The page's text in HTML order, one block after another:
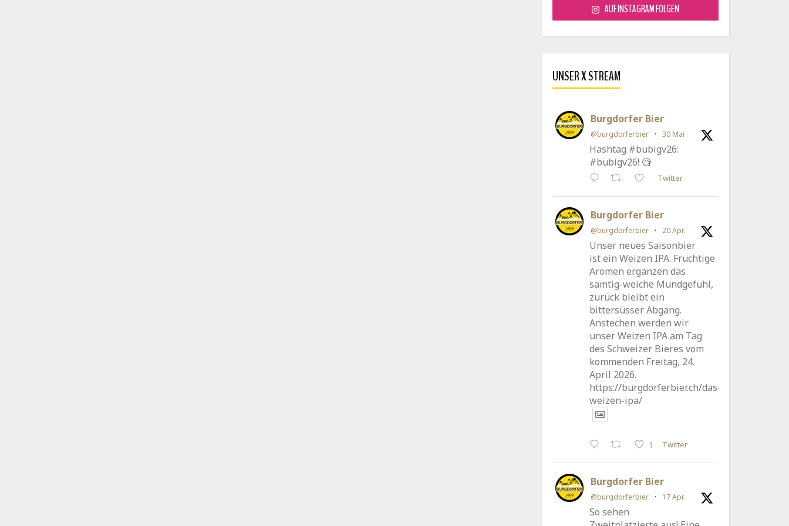
AUF INSTAGRAM FOLGEN
UNSER X STREAM
Burgdorfer Bier
@burgdorferbier · 30 Mai
Hashtag #bubigv26:
#bubigv26! 🧐
Twitter
Burgdorfer Bier
@burgdorferbier · 20 Apr.
Unser neues Saisonbier
ist ein Weizen IPA. Fruchtige
Aromen ergänzen das
samtig-weiche Mundgefühl,
zurück bleibt ein
bittersüsser Abgang.
Anstechen werden wir
unser Weizen IPA am Tag
des Schweizer Bieres vom
kommenden Freitag, 24.
April 2026.
https://burgdorferbier.ch/das-
weizen-ipa/
1 Twitter
Burgdorfer Bier
@burgdorferbier · 17 Apr.
So sehen